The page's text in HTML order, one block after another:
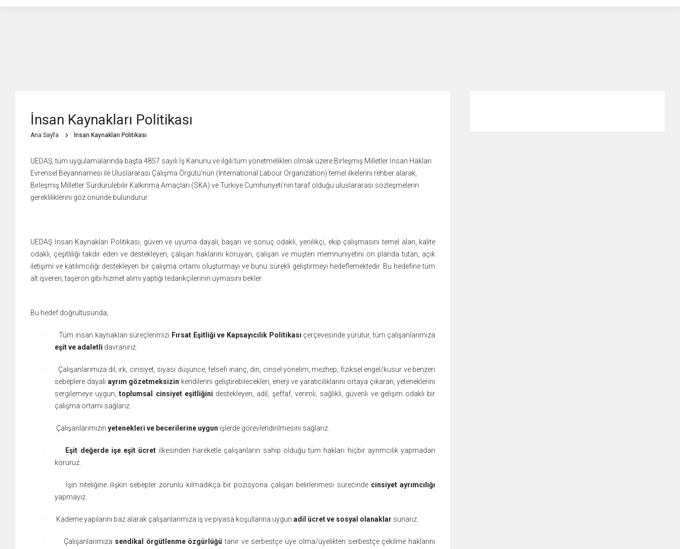
İnsan Kaynakları Politikası
Ana Sayfa İnsan Kaynakları Politikası
UEDAŞ, tüm uygulamalarında başta 4857 sayılı İş Kanunu ve ilgili tüm yönetmelikleri olmak üzere Birleşmiş Milletler İnsan Hakları
Evrensel Beyannamesi ile Uluslararası Çalışma Örgütü’nün (International Labour Organization) temel ilkelerini rehber alarak,
Birleşmiş Milletler Sürdürülebilir Kalkınma Amaçları (SKA) ve Türkiye Cumhuriyeti’nin taraf olduğu uluslararası sözleşmelerin
gerekliliklerini göz önünde bulundurur.
UEDAŞ İnsan Kaynakları Politikası, güven ve uyuma dayalı, başarı ve sonuç odaklı, yenilikçi, ekip çalışmasını temel alan, kalite
odaklı, çeşitliliği takdir eden ve destekleyen, çalışan haklarını koruyan, çalışan ve müşteri memnuniyetini ön planda tutan, açık
iletişimi ve katılımcılığı destekleyen bir çalışma ortamı oluşturmayı ve bunu sürekli geliştirmeyi hedeflemektedir. Bu hedefine tüm
alt işveren, taşeron gibi hizmet alımı yaptığı tedarikçilerinin uymasını bekler.
Bu hedef doğrultusunda;
· Tüm insan kaynakları süreçlerimizi Fırsat Eşitliği ve Kapsayıcılık Politikası çerçevesinde yürütür, tüm çalışanlarımıza
eşit ve adaletli davranırız.
·
Çalışanlarımıza dil, ırk, cinsiyet, siyasi düşünce, felsefi inanç, din, cinsel yönelim, mezhep, fiziksel engel/kusur ve benzeri
sebeplere dayalı ayrım gözetmeksizin kendilerini geliştirebilecekleri, enerji ve yaratıcılıklarını ortaya çıkaran, yeteneklerini
sergilemeye uygun,toplumsal cinsiyet eşitliğini destekleyen, adil, şeffaf, verimli, sağlıklı, güvenli ve gelişim odaklı bir
çalışma ortamı sağlarız.
· Çalışanlarımızın yetenekleri ve becerilerine uygun işlerde görevlendirilmesini sağlarız.
· Eşit değerde işe eşit ücret ilkesinden hareketle çalışanların sahip olduğu tüm hakları hiçbir ayrımcılık yapmadan
koruruz.
· İşin niteliğine ilişkin sebepler zorunlu kılmadıkça bir pozisyona çalışan belirlenmesi sürecinde cinsiyet ayrımcılığı
yapmayız.
· Kademe yapılarını baz alarak çalışanlarımıza iş ve piyasa koşullarına uygun adil ücret ve sosyal olanaklar sunarız.
· Çalışanlarımıza sendikal örgütlenme özgürlüğütanır ve serbestçe üye olma/üyelikten serbestçe çekilme haklarını